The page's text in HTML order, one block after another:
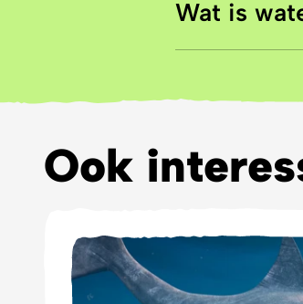
Wat is
aarde zowel
zout water.
zorgen voor
bodem terug
Ook